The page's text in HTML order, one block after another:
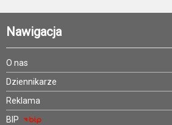
Nawigacja
O nas
Dziennikarze
Reklama
BIP